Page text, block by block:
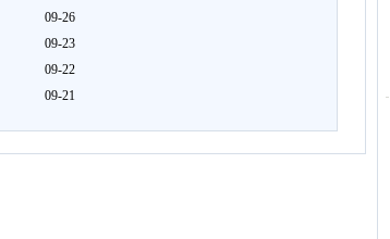
09-26
09-23
09-22
09-21